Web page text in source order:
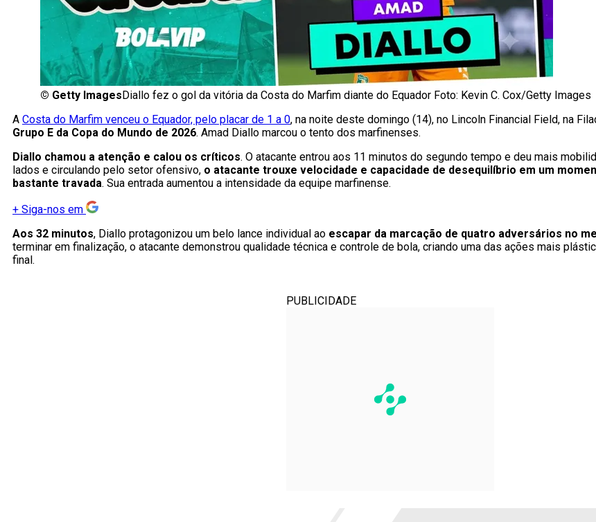
© Getty Images Diallo fez o gol da vitória da Costa do Marfim diante do Equador Foto: Kevin C. Cox/Getty Images
A Costa do Marfim venceu o Equador, pelo placar de 1 a 0, na noite deste domingo (14), no Lincoln Financial Field, na
Grupo E da Copa do Mundo de 2026. Amad Diallo marcou o tento dos marfinenses.
Diallo chamou a atenção e calou os críticos. O atacante entrou aos 11 minutos do segundo tempo e deu mais
lados e circulando pelo setor ofensivo, o atacante trouxe velocidade e capacidade de desequilíbrio em um
bastante travada. Sua entrada aumentou a intensidade da equipe marfinense.
+ Siga-nos em
Aos 32 minutos, Diallo protagonizou um belo lance individual ao escapar da marcação de quatro adversários no
terminar em finalização, o atacante demonstrou qualidade técnica e controle de bola, criando uma das ações mais
final.
PUBLICIDADE